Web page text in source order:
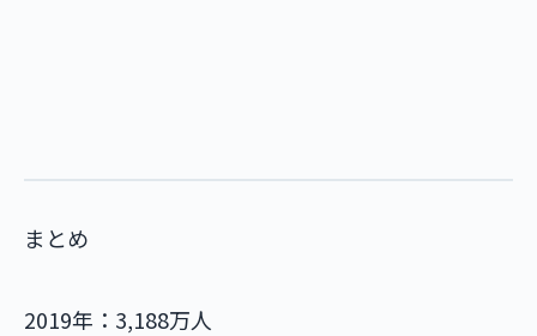
まとめ
2019年：3,188万人